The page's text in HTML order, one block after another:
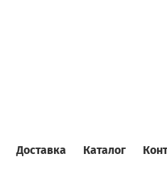
Доставка Каталог